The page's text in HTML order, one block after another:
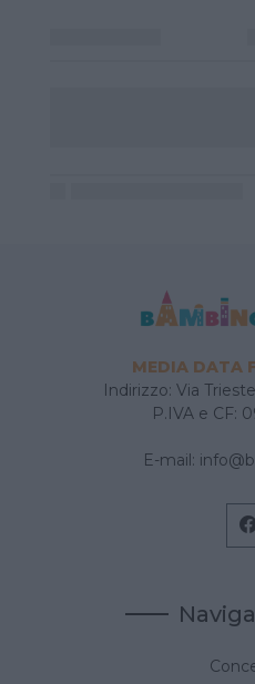
MEDIA DATA
Indirizzo: Via
P.IVA e CF:
E-mail: